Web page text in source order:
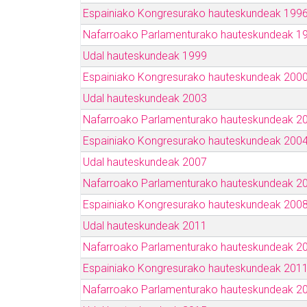
Espainiako Kongresurako hauteskundeak 1996
Nafarroako Parlamenturako hauteskundeak
Udal hauteskundeak 1999
Espainiako Kongresurako hauteskundeak 2000
Udal hauteskundeak 2003
Nafarroako Parlamenturako hauteskundeak
Espainiako Kongresurako hauteskundeak
Udal hauteskundeak 2007
Nafarroako Parlamenturako hauteskundeak
Espainiako Kongresurako hauteskundeak 2008
Udal hauteskundeak 2011
Nafarroako Parlamenturako hauteskundeak
Espainiako Kongresurako hauteskundeak 2011
Nafarroako Parlamenturako hauteskundeak